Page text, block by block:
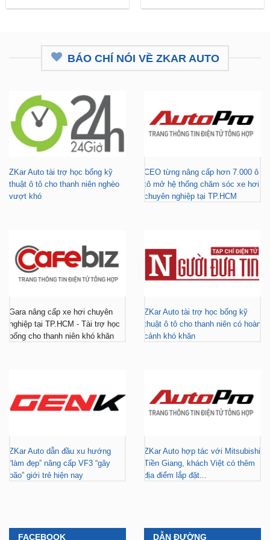
BÁO CHÍ NÓI VỀ ZKAR AUTO
ZKar Auto tài trợ học bổng kỹ
thuật ô tô cho thanh niên nghèo
vượt khó
CEO từng nâng cấp hơn 7.000 ô
tô mở hệ thống chăm sóc xe hơi
chuyên nghiệp tại TP.HCM
Gara nâng cấp xe hơi chuyên
nghiệp tại TP.HCM - Tài trợ học
bổng cho thanh niên khó khăn
ZKar Auto tài trợ học bổng kỹ
thuật ô tô cho thanh niên có hoàn
cảnh khó khăn
ZKar Auto dẫn đầu xu hướng
“làm đẹp” nâng cấp VF3 “gây
bão” giới trẻ hiện nay
ZKar Auto hợp tác với Mitsubishi
Tiền Giang, khách Việt có thêm
địa điểm lắp đặt...
FACEBOOK DẪN ĐƯỜNG